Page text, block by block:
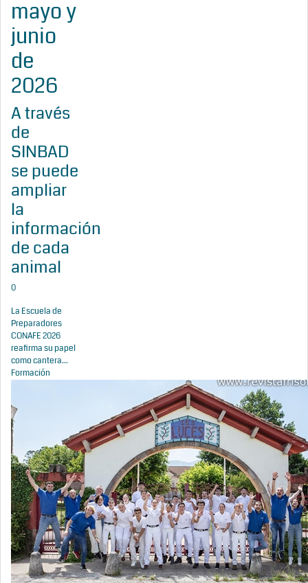
mayo y
junio
de
2026
A través
de
SINBAD
se puede
ampliar
la
información
de cada
animal
0
La Escuela de
Preparadores
CONAFE 2026
reafirma su papel
como cantera...
Formación